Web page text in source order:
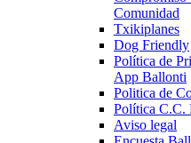
Comunidad
Txikiplanes
Dog Friendly
Política de
App Ballonti
Politica de
Política C.C.
Aviso legal